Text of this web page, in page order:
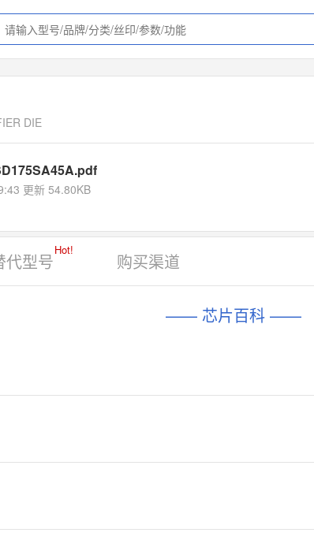
DIE
更新 54.80KB
代型号
Hot!
购买渠道
—— 芯片百科 ——